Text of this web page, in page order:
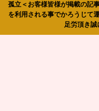
孤立＜お客様皆様が掲載の記
を利用される事でかろうじて
足労頂き誠